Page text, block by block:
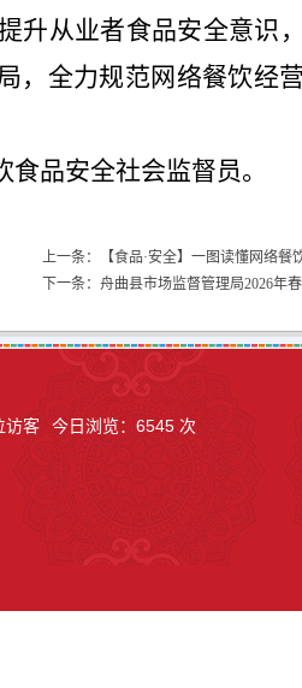
升从业者食品安全意识
，全力规范网络餐饮经
品安全社会监督员。
上一条：【食品·安全】一图读懂网络
下一条：舟曲县市场监督管理局2026年
访客 今日浏览： 6545 次